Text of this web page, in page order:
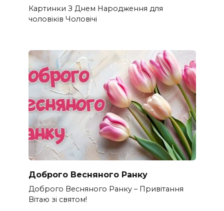
Картинки З Днем Народження для
чоловіків​ Чоловічі
Доброго Весняного Ранку
Доброго Весняного Ранку – Привітання
Вітаю зі святом!